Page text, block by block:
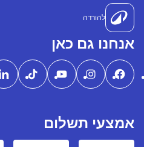
להורדה
אנחנו גם כאן
אמצעי תשלום